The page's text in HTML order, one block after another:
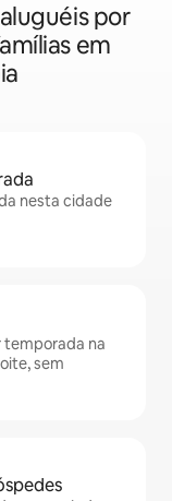
por
em
nesta cidade
temporada na
sem